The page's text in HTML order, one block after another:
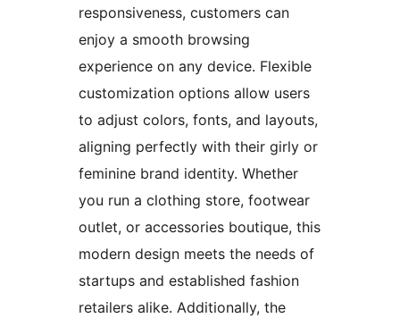
responsiveness, customers can
enjoy a smooth browsing
experience on any device. Flexible
customization options allow users
to adjust colors, fonts, and layouts,
aligning perfectly with their girly or
feminine brand identity. Whether
you run a clothing store, footwear
outlet, or accessories boutique, this
modern design meets the needs of
startups and established fashion
retailers alike. Additionally, the